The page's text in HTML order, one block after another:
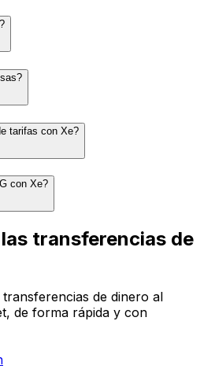
tarifas con Xe?
con Xe?
transferencias de
de dinero al
de forma rápida y con